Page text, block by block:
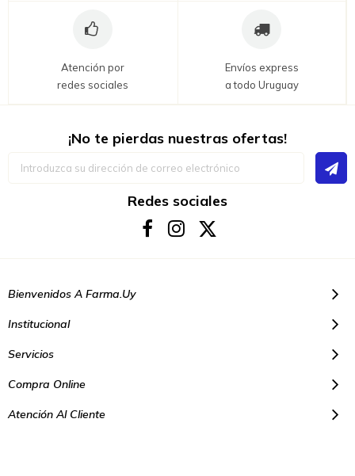
Atención por
redes sociales
Envíos express
a todo Uruguay
¡No te pierdas nuestras ofertas!
Redes sociales
Bienvenidos A Farma.uy
Institucional
Servicios
Compra Online
Atención Al Cliente